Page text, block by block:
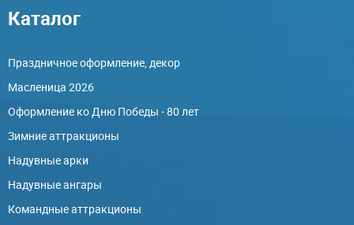
Каталог
Праздничное оформление, декор
Масленица 2026
Оформление ко Дню Победы - 80 лет
Зимние аттракционы
Надувные арки
Надувные ангары
Командные аттракционы